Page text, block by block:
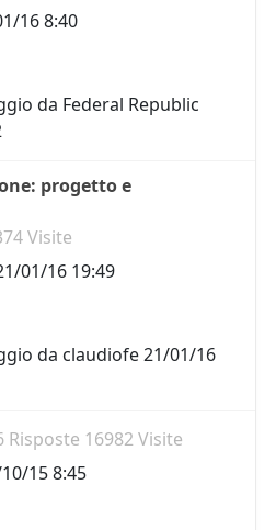
16 8:40
da Federal Republic
progetto e
Visite
01/16 19:49
da claudiofe21/01/16
Risposte 16982 Visite
15 8:45